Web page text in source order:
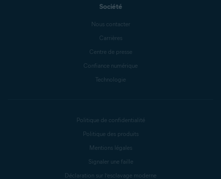
Société
Nous contacter
Carrières
Centre de presse
Confiance numérique
Technologie
Politique de confidentialité
Politique des produits
Mentions légales
Signaler une faille
Déclaration sur l’esclavage moderne